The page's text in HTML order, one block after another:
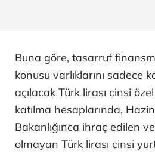
Buna göre, tasarruf
konusu varlıklarını sadece
açılacak Türk lirası cinsi
katılma hesaplarında,
Bakanlığınca ihraç edilen
olmayan Türk lirası cinsi